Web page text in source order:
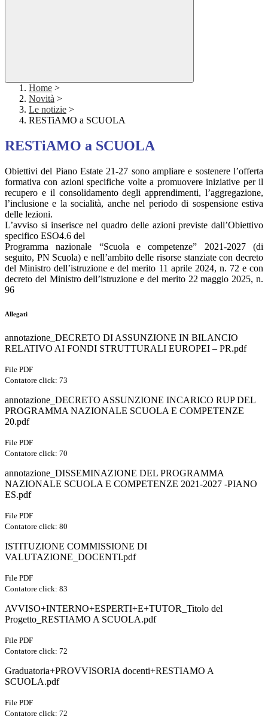
Home >
Novità >
Le notizie >
RESTiAMO a SCUOLA
RESTiAMO a SCUOLA
Obiettivi del Piano Estate 21-27 sono ampliare e sostenere l’offerta
formativa con azioni specifiche volte a promuovere iniziative per il
recupero e il consolidamento degli apprendimenti, l’aggregazione,
l’inclusione e la socialità, anche nel periodo di sospensione estiva
delle lezioni.
L’avviso si inserisce nel quadro delle azioni previste dall’Obiettivo
specifico ESO4.6 del
Programma nazionale “Scuola e competenze” 2021-2027 (di
seguito, PN Scuola) e nell’ambito delle risorse stanziate con decreto
del Ministro dell’istruzione e del merito 11 aprile 2024, n. 72 e con
decreto del Ministro dell’istruzione e del merito 22 maggio 2025, n.
96
Allegati
annotazione_DECRETO DI ASSUNZIONE IN BILANCIO
RELATIVO AI FONDI STRUTTURALI EUROPEI – PR.pdf
File PDF
Contatore click: 73
annotazione_DECRETO ASSUNZIONE INCARICO RUP DEL
PROGRAMMA NAZIONALE SCUOLA E COMPETENZE
20.pdf
File PDF
Contatore click: 70
annotazione_DISSEMINAZIONE DEL PROGRAMMA
NAZIONALE SCUOLA E COMPETENZE 2021-2027 -PIANO
ES.pdf
File PDF
Contatore click: 80
ISTITUZIONE COMMISSIONE DI
VALUTAZIONE_DOCENTI.pdf
File PDF
Contatore click: 83
AVVISO+INTERNO+ESPERTI+E+TUTOR_Titolo del
Progetto_RESTIAMO A SCUOLA.pdf
File PDF
Contatore click: 72
Graduatoria+PROVVISORIA docenti+RESTIAMO A
SCUOLA.pdf
File PDF
Contatore click: 72